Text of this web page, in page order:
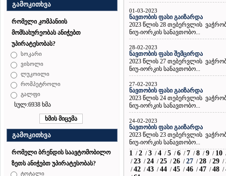
გამოკითხვა
რომელი კომპანიის
მომსახურეობას ანიჭებთ
უპირატესობას?
სოკარი
ვისოლი
ლუკოილი
რომპეტროლი
გალფი
სულ:6938 ხმა
გამოკითხვა
რომელი ბრენდის საავტომობილო
ზეთს ანიჭებთ უპირატესობას?
ტოტალი
01-03-2023
ნავთობის ფასი გაიზარდა
2023 წლის 28 თებერვლის
ნიუ-იორკის სანავთობო...
28-02-2023
ნავთობის ფასი შემცირდა
2023 წლის 27 თებერვლის
ნიუ-იორკის სანავთობო...
27-02-2023
ნავთობის ფასი გაიზარდა
2023 წლის 24 თებერვლის
ნიუ-იორკის სანავთობო...
24-02-2023
ნავთობის ფასი გაიზარდა
2023 წლის 23 თებერვლის
ნიუ-იორკის სანავთობო...
1 / 2 / 3 / 4 / 5 / 6 / 7 / 8 / 9 / 10
/ 23 / 24 / 25 / 26 / 27 / 28 / 29 /
/ 42 / 43 / 44 / 45 / 46 / 47 / 48 /